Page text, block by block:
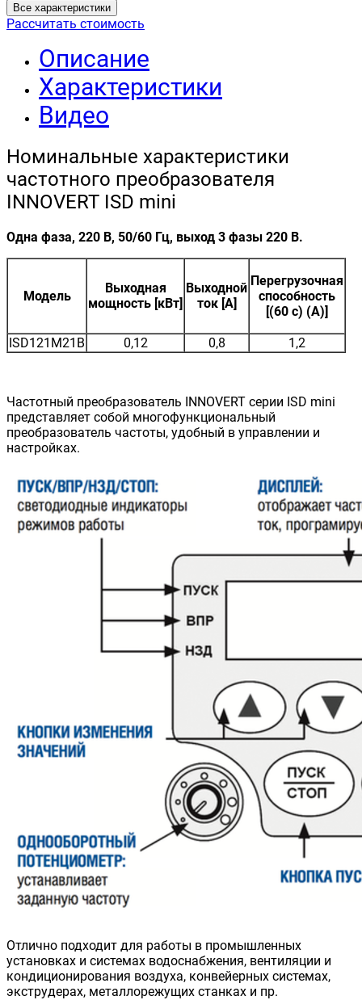
Все характеристики
Рассчитать стоимость
Описание
Характеристики
Видео
Номинальные характеристики
частотного преобразователя
INNOVERT ISD mini
Одна фаза, 220 В, 50/60 Гц, выход 3 фазы 220 В.
Модель
Выходная
мощность [кВт]
Выходной
ток [A]
Перегрузочная
способность
[(60 с) (A)]
ISD121M21B 0,12 0,8 1,2
Частотный преобразователь INNOVERT серии ISD mini
представляет собой многофункциональный
преобразователь частоты, удобный в управлении и
настройках.
Отлично подходит для работы в промышленных
установках и системах водоснабжения, вентиляции и
кондиционирования воздуха, конвейерных системах,
экструдерах, металлорежущих станках и пр.